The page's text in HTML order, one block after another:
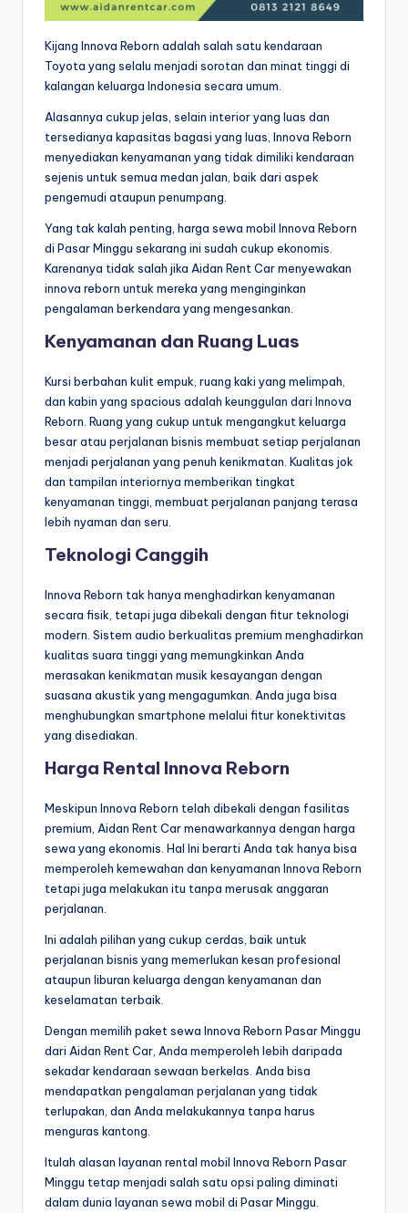
Kijang Innova Reborn adalah salah satu kendaraan
Toyota yang selalu menjadi sorotan dan minat tinggi di
kalangan keluarga Indonesia secara umum.
Alasannya cukup jelas, selain interior yang luas dan
tersedianya kapasitas bagasi yang luas, Innova Reborn
menyediakan kenyamanan yang tidak dimiliki kendaraan
sejenis untuk semua medan jalan, baik dari aspek
pengemudi ataupun penumpang.
Yang tak kalah penting, harga sewa mobil Innova Reborn
di Pasar Minggu sekarang ini sudah cukup ekonomis.
Karenanya tidak salah jika Aidan Rent Car menyewakan
innova reborn untuk mereka yang menginginkan
pengalaman berkendara yang mengesankan.
Kenyamanan dan Ruang Luas
Kursi berbahan kulit empuk, ruang kaki yang melimpah,
dan kabin yang spacious adalah keunggulan dari Innova
Reborn. Ruang yang cukup untuk mengangkut keluarga
besar atau perjalanan bisnis membuat setiap perjalanan
menjadi perjalanan yang penuh kenikmatan. Kualitas jok
dan tampilan interiornya memberikan tingkat
kenyamanan tinggi, membuat perjalanan panjang terasa
lebih nyaman dan seru.
Teknologi Canggih
Innova Reborn tak hanya menghadirkan kenyamanan
secara fisik, tetapi juga dibekali dengan fitur teknologi
modern. Sistem audio berkualitas premium menghadirkan
kualitas suara tinggi yang memungkinkan Anda
merasakan kenikmatan musik kesayangan dengan
suasana akustik yang mengagumkan. Anda juga bisa
menghubungkan smartphone melalui fitur konektivitas
yang disediakan.
Harga Rental Innova Reborn
Meskipun Innova Reborn telah dibekali dengan fasilitas
premium, Aidan Rent Car menawarkannya dengan harga
sewa yang ekonomis. Hal Ini berarti Anda tak hanya bisa
memperoleh kemewahan dan kenyamanan Innova Reborn
tetapi juga melakukan itu tanpa merusak anggaran
perjalanan.
Ini adalah pilihan yang cukup cerdas, baik untuk
perjalanan bisnis yang memerlukan kesan profesional
ataupun liburan keluarga dengan kenyamanan dan
keselamatan terbaik.
Dengan memilih paket sewa Innova Reborn Pasar Minggu
dari Aidan Rent Car, Anda memperoleh lebih daripada
sekadar kendaraan sewaan berkelas. Anda bisa
mendapatkan pengalaman perjalanan yang tidak
terlupakan, dan Anda melakukannya tanpa harus
menguras kantong.
Itulah alasan layanan rental mobil Innova Reborn Pasar
Minggu tetap menjadi salah satu opsi paling diminati
dalam dunia layanan sewa mobil di Pasar Minggu.